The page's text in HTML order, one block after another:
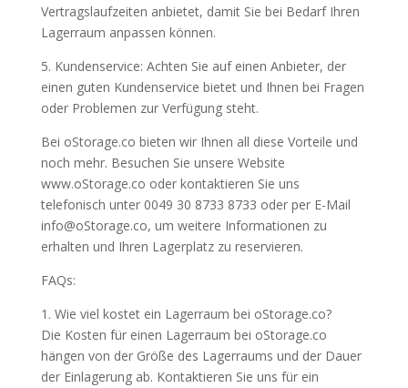
Vertragslaufzeiten anbietet, damit Sie bei Bedarf Ihren
Lagerraum anpassen können.
5. Kundenservice: Achten Sie auf einen Anbieter, der
einen guten Kundenservice bietet und Ihnen bei Fragen
oder Problemen zur Verfügung steht.
Bei oStorage.co bieten wir Ihnen all diese Vorteile und
noch mehr. Besuchen Sie unsere Website
www.oStorage.co oder kontaktieren Sie uns
telefonisch unter 0049 30 8733 8733 oder per E-Mail
info@oStorage.co, um weitere Informationen zu
erhalten und Ihren Lagerplatz zu reservieren.
FAQs:
1. Wie viel kostet ein Lagerraum bei oStorage.co?
Die Kosten für einen Lagerraum bei oStorage.co
hängen von der Größe des Lagerraums und der Dauer
der Einlagerung ab. Kontaktieren Sie uns für ein